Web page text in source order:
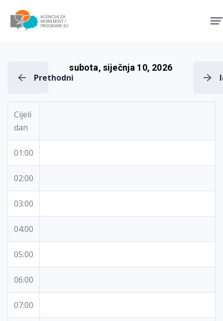
Prethodni
subota, siječnja 10, 2026
Cijeli
dan
01:00
02:00
03:00
04:00
05:00
06:00
07:00